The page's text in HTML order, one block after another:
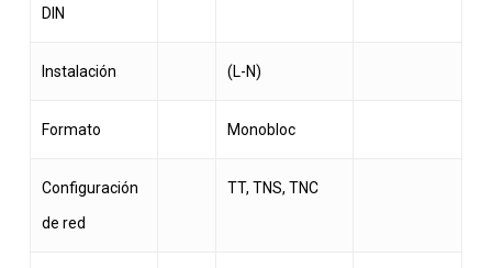
DIN
Instalación (L-N)
Formato Monobloc
Configuración
de red
TT, TNS, TNC